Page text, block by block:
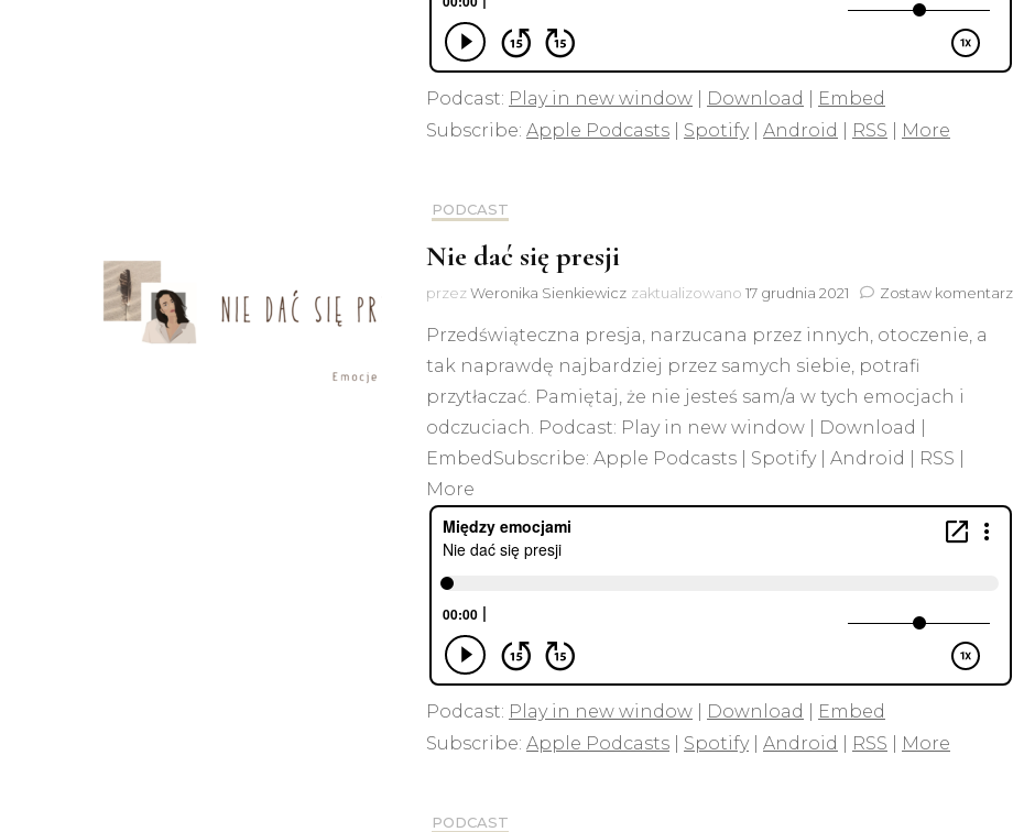
Podcast: Play in new window Download
Embed
Subscribe: Apple Podcasts Spotify| Android RSS More
PODCAST
Nie dać się presji
przezWeronika Sienkiewicz zaktualizowano 17 grudnia 2021 Zostaw komentarzdo
Przedświąteczna presja, narzucana przez innych, otoczenie, a
tak naprawdę najbardziej przez samych siebie, potrafi
przytłaczać. Pamiętaj, że nie jesteś sam/a w tych emocjach i
odczuciach. Podcast: Play in new window | Download |
EmbedSubscribe: Apple Podcasts | Spotify | Android | RSS |
More
Podcast: Play in new window Download
Embed
Subscribe: Apple Podcasts Spotify| Android RSS More
PODCAST